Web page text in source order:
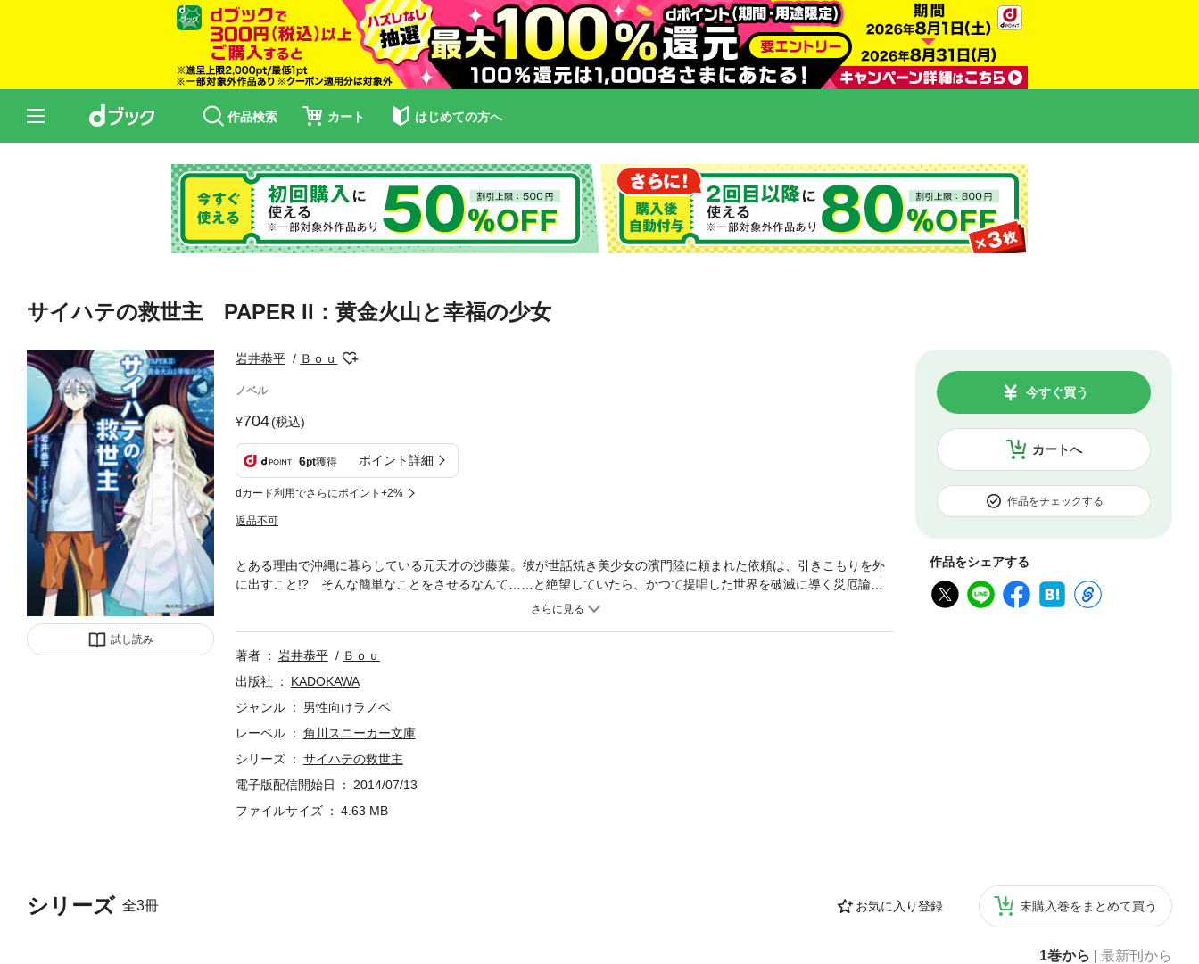
作品検索 カート はじめての方へ
サイハテの救世主 PAPER II：黄金火山と幸福の少女
試し読み
岩井恭平 Ｂｏｕ
ノベル
704(税込)
6pt獲得 ポイント詳細
dカード利用でさらにポイント+2%
返品不可
カートへ
今すぐ買う
作品をチェックする
作品をシェアする
シリーズ 全3冊 お気に入り登録 未購入巻をまとめて買う
1巻から 最新刊から
とある理由で沖縄に暮らしている元天才の沙藤葉。彼が世話焼き美少女の濱門陸に頼まれた依頼は、引きこもりを外
に出すこと!? そんな簡単なことをさせるなんて……と絶望していたら、かつて提唱した世界を破滅に導く災厄論文
のひとつ『黄金火山』が、噴火の兆候を見せているという。噴火を止めるため海底基地“ゴールド・ピット”に連行され
著者 岩井恭平
Ｂｏｕ
出版社
KADOKAWA
ジャンル
男性向けラノベ
レーベル
角川スニーカー文庫
シリーズ
サイハテの救世主
電子版配信開始日
2014/07/13
ファイルサイズ
4.63 MB